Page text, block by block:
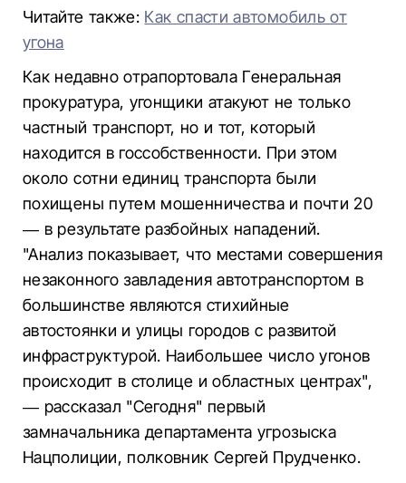
Читайте также: Как спасти автомобиль от
угона
Как недавно отрапортовала Генеральная
прокуратура, угонщики атакуют не только
частный транспорт, но и тот, который
находится в госсобственности. При этом
около сотни единиц транспорта были
похищены путем мошенничества и почти 20
— в результате разбойных нападений.
"Анализ показывает, что местами совершения
незаконного завладения автотранспортом в
большинстве являются стихийные
автостоянки и улицы городов с развитой
инфраструктурой. Наибольшее число угонов
происходит в столице и областных центрах",
— рассказал "Сегодня" первый
замначальника департамента угрозыска
Нацполиции, полковник Сергей Прудченко.